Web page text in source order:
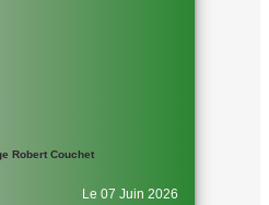
Robert Couchet
Le 07 Juin 2026